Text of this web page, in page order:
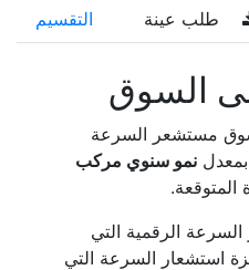
التقسيم
السوق
مستشعر السرعة
نمو سنوي مركب
المتوقعة.
الرقمية التي
استشعار السرعة التي